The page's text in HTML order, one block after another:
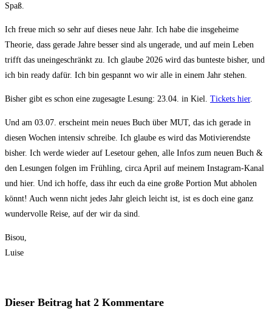
Spaß.
Ich freue mich so sehr auf dieses neue Jahr. Ich habe die insgeheime
Theorie, dass gerade Jahre besser sind als ungerade, und auf mein Leben
trifft das uneingeschränkt zu. Ich glaube 2026 wird das bunteste bisher, und
ich bin ready dafür. Ich bin gespannt wo wir alle in einem Jahr stehen.
Bisher gibt es schon eine zugesagte Lesung: 23.04. in Kiel. Tickets hier.
Und am 03.07. erscheint mein neues Buch über MUT, das ich gerade in
diesen Wochen intensiv schreibe. Ich glaube es wird das Motivierendste
bisher. Ich werde wieder auf Lesetour gehen, alle Infos zum neuen Buch &
den Lesungen folgen im Frühling, circa April auf meinem Instagram-Kanal
und hier. Und ich hoffe, dass ihr euch da eine große Portion Mut abholen
könnt! Auch wenn nicht jedes Jahr gleich leicht ist, ist es doch eine ganz
wundervolle Reise, auf der wir da sind.
Bisou,
Luise
Dieser Beitrag hat 2 Kommentare